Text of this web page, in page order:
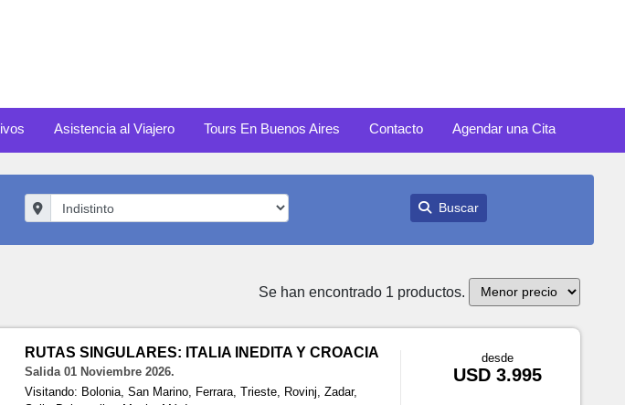
Asistencia al Viajero Tours En Buenos Aires Contacto Agendar una Cita
Buscar
Se han encontrado 1 productos.
RUTAS SINGULARES: ITALIA INEDITA Y CROACIA
Salida 01 Noviembre 2026.
Visitando: Bolonia, San Marino, Ferrara, Trieste, Rovinj, Zadar,
desde
USD 3.995